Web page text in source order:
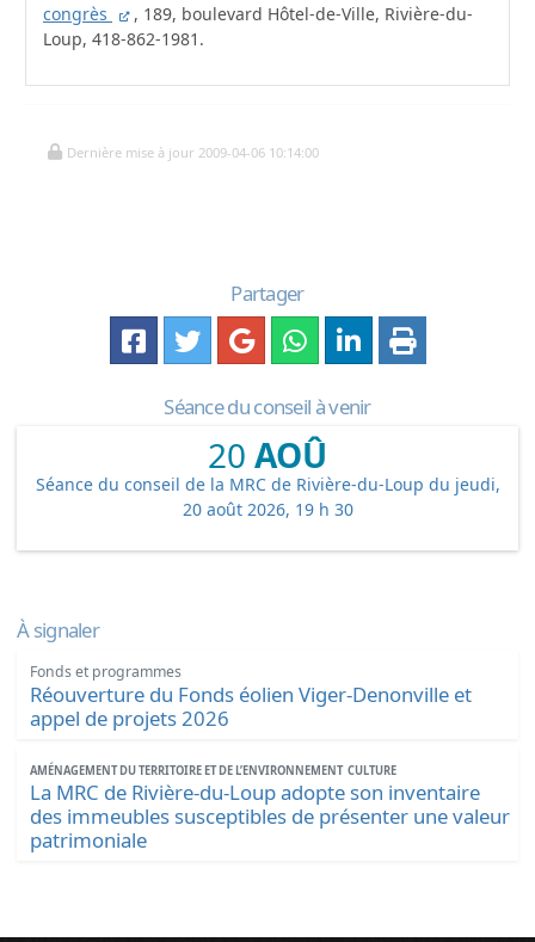
congrès
, 189, boulevard Hôtel-de-Ville, Rivière-du-
Loup, 418-862-1981.
Dernière mise à jour 2009-04-06 10:14:00
Partager
Séance du conseil à venir
20 AOÛ
Séance du conseil de la MRC de Rivière-du-Loup du jeudi,
20 août 2026, 19 h 30
À signaler
Fonds et programmes
Réouverture du Fonds éolien Viger-Denonville et
appel de projets 2026
AMÉNAGEMENT DU TERRITOIRE ET DE L’ENVIRONNEMENT CULTURE
La MRC de Rivière-du-Loup adopte son inventaire
des immeubles susceptibles de présenter une valeur
patrimoniale